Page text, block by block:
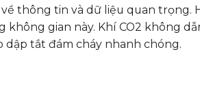
thông tin và dữ liệu quan trọng.
gian này. Khí CO2 không
dập tắt đám cháy nhanh chóng.